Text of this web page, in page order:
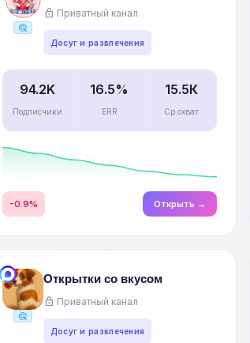
ads_click
lock Приватный канал
Досуг и развлечения
94.2K
Подписчики
16.5%
ERR
15.5К
Ср.охват
-0.9% Открыть →
ads_click
Открытки со вкусом
lock Приватный канал
Досуг и развлечения